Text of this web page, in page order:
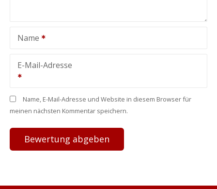
Name
E-Mail-Adresse
Name, E-Mail-Adresse und Website in diesem Browser für
meinen nächsten Kommentar speichern.